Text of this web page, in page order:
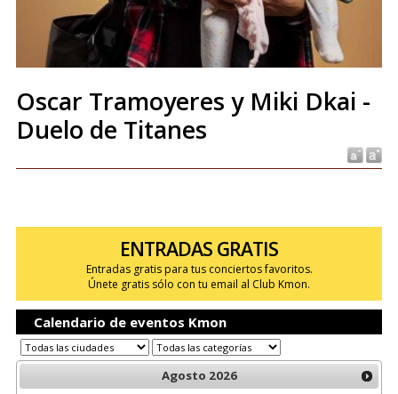
Oscar Tramoyeres y Miki Dkai -
Duelo de Titanes
ENTRADAS GRATIS
Entradas gratis para tus conciertos favoritos.
Únete gratis sólo con tu email al Club Kmon.
Calendario de eventos Kmon
Agosto 2026